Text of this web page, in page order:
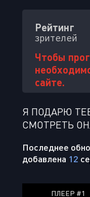
Рейтинг
зрителей
Чтобы
сайте.
Я ПОДАРЮ
СМОТРЕТЬ
Последнее
добавлена 12
ПЛЕЕР #1